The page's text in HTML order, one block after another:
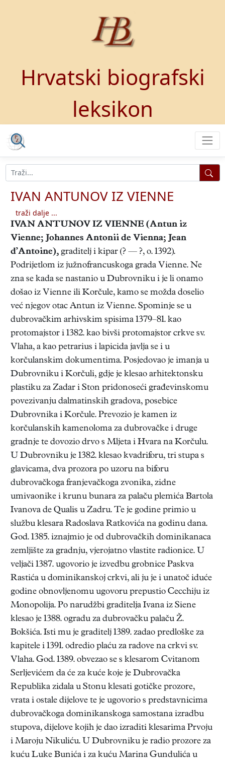
Hrvatski biografski
leksikon
IVAN ANTUNOV IZ VIENNE
traži dalje ...
IVAN ANTUNOV IZ VIENNE (Antun iz
Vienne; Johannes Antonii de Vienna; Jean
d’Antoine), graditelj i kipar (? — ?, o. 1392).
Podrijetlom iz južnofrancuskoga grada Vienne. Ne
zna se kada se nastanio u Dubrovniku i je li onamo
došao iz Vienne ili Korčule, kamo se možda doselio
već njegov otac Antun iz Vienne. Spominje se u
dubrovačkim arhivskim spisima 1379–81. kao
protomajstor i 1382. kao bivši protomajstor crkve sv.
Vlaha, a kao petrarius i lapicida javlja se i u
korčulanskim dokumentima. Posjedovao je imanja u
Dubrovniku i Korčuli, gdje je klesao arhitektonsku
plastiku za Zadar i Ston pridonoseći građevinskomu
povezivanju dalmatinskih gradova, posebice
Dubrovnika i Korčule. Prevozio je kamen iz
korčulanskih kamenoloma za dubrovačke i druge
gradnje te dovozio drvo s Mljeta i Hvara na Korčulu.
U Dubrovniku je 1382. klesao kvadriforu, tri stupa s
glavicama, dva prozora po uzoru na biforu
dubrovačkoga franjevačkoga zvonika, zidne
umivaonike i krunu bunara za palaču plemića Bartola
Ivanova de Qualis u Zadru. Te je godine primio u
službu klesara Radoslava Ratkovića na godinu dana.
God. 1385. iznajmio je od dubrovačkih dominikanaca
zemljište za gradnju, vjerojatno vlastite radionice. U
veljači 1387. ugovorio je izvedbu grobnice Paskva
Rastića u dominikanskoj crkvi, ali ju je i unatoč iduće
godine obnovljenomu ugovoru prepustio Cecchiju iz
Monopolija. Po narudžbi graditelja Ivana iz Siene
klesao je 1388. ogradu za dubrovačku palaču Ž.
Bokšića. Isti mu je graditelj 1389. zadao predloške za
kapitele i 1391. odredio plaću za radove na crkvi sv.
Vlaha. God. 1389. obvezao se s klesarom Cvitanom
Serljevićem da će za kuće koje je Dubrovačka
Republika zidala u Stonu klesati gotičke prozore,
vrata i ostale dijelove te je ugovorio s predstavnicima
dubrovačkoga dominikanskoga samostana izradbu
stupova, dijelove kojih je dao izraditi klesarima Prvoju
i Maroju Nikuliću. U Dubrovniku je radio prozore za
kuću Luke Bunića i za kuću Marina Gundulića u